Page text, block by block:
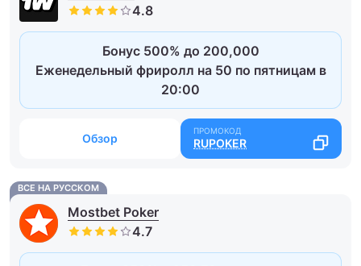
Бонус 500% до 200,000
Еженедельный фриролл на 50 по пятницам в
20:00
Обзор RUPOKER
ВСЕ НА РУССКОМ
Mostbet Poker